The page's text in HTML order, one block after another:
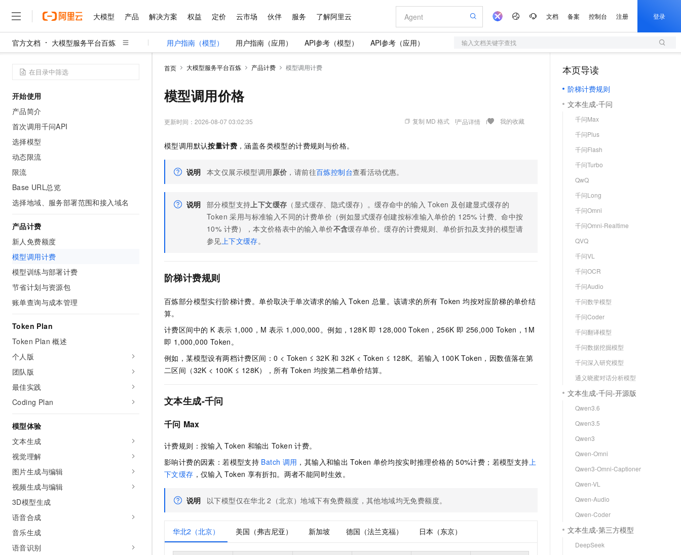
大模型 产品 解决方案 权益 定价 云市场 伙伴 服务 了解阿里云 文档 备案 控制台 注册 登录
官方文档 大模型服务平台百炼 用户指南（模型） 用户指南（应用） API参考（模型） API参考（应用） 输入文档关键字查找
开始使用
产品简介
首次调用千问API
选择模型
动态限流
限流
Base URL总览
选择地域、服务部署范围和接入域名
产品计费
新人免费额度
模型调用计费
模型训练与部署计费
节省计划与资源包
账单查询与成本管理
Token Plan
Token Plan 概述
个人版
团队版
最佳实践
Coding Plan
模型体验
文本生成
视觉理解
图片生成与编辑
视频生成与编辑
3D模型生成
语音合成
音乐生成
语音识别
首页 大模型服务平台百炼 产品计费 模型调用计费
模型调用价格
更新时间： 2026-08-07 03:02:35 复制 MD 格式 产品详情 我的收藏
模型调用默认按量计费 ，涵盖各类模型的计费规则与价格。
说明 本文仅展示模型调用原价 ，请前往百炼控制台查看活动优惠。
说明 部分模型支持上下文缓存 （显式缓存、隐式缓存）。缓存命中的输入 Token 及创建显式缓存的
Token 采用与标准输入不同的计费单价（例如显式缓存创建按标准输入单价的 125% 计费、命中按
10% 计费），本文价格表中的输入单价不含缓存单价。缓存的计费规则、单价折扣及支持的模型请
参见上下文缓存。
阶梯计费规则
百炼部分模型实行阶梯计费。单价取决于单次请求的输入 Token 总量。该请求的所有 Token 均按对应阶梯的单价结
算。
计费区间中的 K 表示 1,000，M 表示 1,000,000。例如，128K 即 128,000 Token，256K 即 256,000 Token，1M
即 1,000,000 Token。
例如，某模型设有两档计费区间：0 < Token ≤ 32K 和 32K < Token ≤ 128K。若输入 100K Token，因数值落在第
二区间（32K < 100K ≤ 128K），所有 Token 均按第二档单价结算。
文本生成-千问
千问 Max
计费规则：按输入 Token 和输出 Token 计费。
影响计费的因素：若模型支持 Batch 调用 ，其输入和输出 Token 单价均按实时推理价格的 50%计费；若模型支持 上
下文缓存 ，仅输入 Token 享有折扣。两者不能同时生效。
说明 以下模型仅在华北 2（北京）地域下有免费额度，其他地域均无免费额度。
华北2（北京） 美国（弗吉尼亚） 新加坡 德国（法兰克福） 日本（东京）
本页导读
阶梯计费规则
文本生成-千问
千问Max
千问Plus
千问Flash
千问Turbo
QwQ
千问Long
千问Omni
千问Omni-Realtime
QVQ
千问VL
千问OCR
千问Audio
千问数学模型
千问Coder
千问翻译模型
千问数据挖掘模型
千问深入研究模型
通义晓蜜对话分析模型
文本生成-千问-开源版
Qwen3.6
Qwen3.5
Qwen3
Qwen-Omni
Qwen3-Omni-Captioner
Qwen-VL
Qwen-Audio
Qwen-Coder
文本生成-第三方模型
DeepSeek
大模型
千问AI平台
智能体时代全能旗舰模型
能看、能想、能动手的多模态智能体模型
视觉 Coding、空间感知、多模态思考等全面升级
Kimi 最新旗舰模型，长程编程与推理利器
旗舰 MoE 大模型，百万上下文与顶尖推理能力
GLM-5.2
1M上下文，专为长程任务能力而生
图生视频，流畅自然，细节丰富
Wan2.7-T2V
文戏情感细腻自然，动作戏激烈拳拳到肉，实现更强表演能力
语音识别与合成
大模型服务
个人版上线、团队版降价；千问3.8-Max首发发尝鲜
千问AI平台-模型体验
在线体验全尺寸、多种模态的模型效果
Happy 系列大模型
新一代 AI 视频生成模型，深度适配广告营销等场景
丰富多元化的应用模版和解决方案
灵活可视化地构建企业级 Agent
人工智能平台 PAI
面向真实软件的智能体编程平台
企业级人与Agent协作平台，接入和调度多个数字员工
秒悟
NEW
一站式AI生产力平台
多模态内容创作工具，已接入 DeepSeek
大模型解决方案
快速部署 Dify，高效搭建 AI 应用
10 分钟在聊天系统中增加一个 AI 助手
在企业官网、通讯软件中为客户提供 AI 客服
即刻拥有 DeepSeek-R1 满血版 超强辅助，Bolt.diy 一步搞定创意建站
与 AI 智能体进行实时音视频通话
构建大模型应用的安全防护体系
产品
精选产品
计算
容器
存储
安全
中间件
大数据计算
媒体服务
企业服务与云通信
域名与网站
终端用户计算
Serverless
开发工具
迁移与运维管理
精选产品
大模型服务与应用平台
多元化、高性能、安全可靠的大模型服务
无影云电脑
随时随地安全接入的云上超级电脑
云解析DNS
云原生大数据计算服务 MaxCompute
面向分析的企业级SaaS模式云数据仓库
人工智能平台 PAI 大模型
一站式AI开发、训练和推理服务
Qoder CN
容器服务 Kubernetes 版 ACK
提供一站式管理容器应用的 K8s 服务
全托管，含MySQL、PostgreSQL、SQL Server、MariaDB多引擎
云防火墙
云原生的云上边界网络安全防护产品
轻量应用服务器
数字证书管理服务（原SSL证书）
实现全站HTTPS，呈现可信的WEB访问
解决方案
精选解决方案
互联网应用开发
大数据
网络
可观测
上云与迁云
企业出海
精选解决方案
企业级Agent产品，直接交付可用成果
HappyHorse 打造一站式影视创作平台
可视化编排打通从文字构思到成片全链路闭环
快速拥有专属 OpenClaw
Hermes Agent，打造自进化智能体
自主进化，持久记忆，越用越聪明
Claude Code + GStack 打造工程团队
轻松解锁专属 DeepSeek-V4-Pro
一句话生成原生可编辑精美 PPT 文稿
输入一句话想法, 轻松生成专业的 PPT
一键部署幻兽帕鲁游戏服务器
一键购买专属联机服务器，轻松开启游戏
漫剧工坊：一站式动画创作平台
快速生产连贯的高质量长漫剧
高效部署网站，快速应用到小程序
权益 普惠上云
云服务器38元/年起，超值低价云产品抢先购
推荐新用户得奖励，单订单最高返9万
云工开物
高校专属算力普惠，学生认证享300元代金券
免费试用
解决方案免费试用 新老同享
最高领取价值200元试用点，立即开启云上创新
1亿+ 大模型 tokens 和 30+ 款产品免费体验
产品新客免费试用，最长12个月
大模型ACA认证体验
助力企业全员 AI 认知与能力提升
AI 特惠
Token Plan 模型订阅计划
Qwen3.8-Max 首发尝鲜，限时加量 10 倍，夜间低至2折
千问办公，限时限量积分加倍 NEW
万小智 AI 建站低至 15元/月
送.CN域名，送备案服务码
Night Plan 支持 Qwen 3.8-Max NEW
AI 场景体验
从图文生成到视频创作，一键激活电商全链路生产力
AI 短剧/漫剧
AI助力短剧漫剧创作，剧本、分镜、视频高效生成
AI 办公
AI 活动
AI 生产力先锋
先锋实践拓展 AI 生产力的边界
飞天发布时刻
所见，即是所愿
从基础到进阶，Agent 创客手把手教你
创新加速
覆盖90%+业务场景，专享组合折扣价
精选AI产品，从模型到应用全链提效
AI 用量加速计划
新老同享，达量后返
定价 产品定价
了解云产品的定价详情
云上成本管理
管理和优化成本
价格计算器
自助选配和估算价格
配置报价器
阿里云 OPC 创新助力计划
Token 补贴，五大权
益加速 OPC 成功
云市场 精选商城
多端小程序
观测云
Tuya 物联网平台阿里云版
电子合同
行业生态解决方案
开发者生态解决方案
AI 开发和 AI 应用解决方案
数据与 API
OCR 文字识别
发票查验
快递物流查询
企业应用
400电话
基础软件
WordPress
Ubuntu
定制建站
专业服务
AI 应用及服务市场
自然语言处理
数据标注
伙伴 成为销售伙伴
咨询伙伴
销售伙伴合作计划
无影生态合作计划
Consulting Partner 合作计划
AI 大模型销售与服务生态合作计划
成为产品伙伴 产品伙伴合作计划
成为服务伙伴
服务生态伙伴
服务伙伴合作计划
Al MaaS 服务伙伴赋能合作
伙伴信用分合作计划
合作伙伴培训与认证
查询合作伙伴
登录合作伙伴管理后台
服务 售前咨询
售后服务
自助服务
在线服务
短信专区
企业增值服务
企业成长
阿里云认证 开发者社区
我要反馈
了解阿里云 为什么选择阿里云
技术领先
分析师报告
研究报告与白皮书
天池大赛
入门学习赛
最佳实践
看见新力量
金融模力时刻
市场活动
高校合作
云工开物
加入我们